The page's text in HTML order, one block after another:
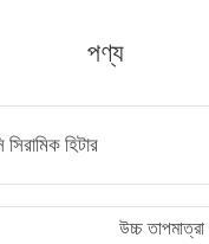
হিটার
পণ্য
হিটার
উচ্চ